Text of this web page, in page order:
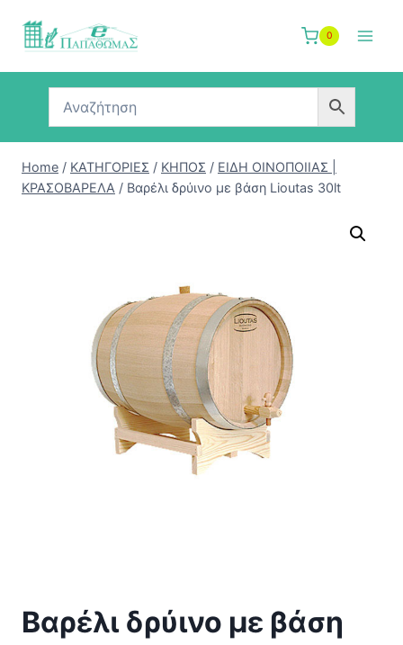
0
Home / ΚΑΤΗΓΟΡΙΕΣ / ΚΗΠΟΣ / ΕΙΔΗ ΟΙΝΟΠΟΙΙΑΣ |
ΚΡΑΣΟΒΑΡΕΛΑ / Βαρέλι δρύινο με βάση Lioutas 30lt
Βαρέλι δρύινο με βάση